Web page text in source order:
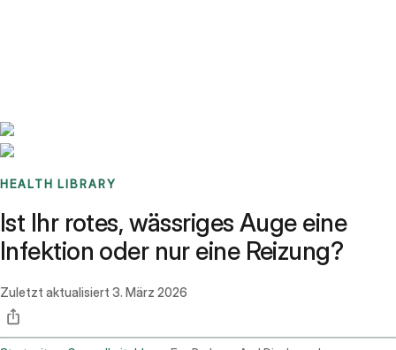
HEALTH LIBRARY
Ist Ihr rotes, wässriges Auge eine
Infektion oder nur eine Reizung?
Zuletzt aktualisiert 3. März 2026